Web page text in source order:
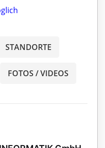
STANDORTE
FOTOS / VIDEOS